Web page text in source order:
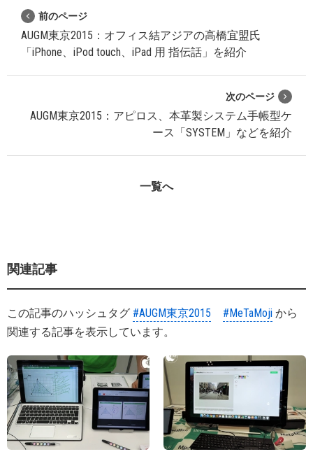
前のページ
AUGM東京2015：オフィス結アジアの高橋宜盟氏
「iPhone、iPod touch、iPad 用 指伝話」を紹介
次のページ
AUGM東京2015：アピロス、本革製システム手帳型ケ
ース「SYSTEM」などを紹介
一覧へ
関連記事
この記事のハッシュタグ #AUGM東京2015 #MeTaMoji から
関連する記事を表示しています。